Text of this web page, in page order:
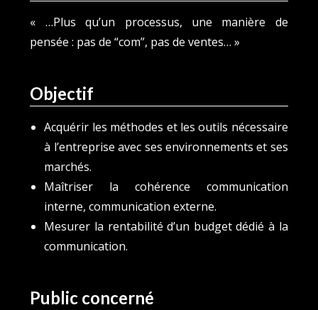
« …Plus qu’un processus, une manière de
pensée : pas de “com”, pas de ventes… »
Objectif
Acquérir les méthodes et les outils nécessaire
à l’entreprise avec ses environnements et ses
marchés.
Maîtriser la cohérence communication
interne, communication externe.
Mesurer la rentabilité d’un budget dédié à la
communication.
Public concerné